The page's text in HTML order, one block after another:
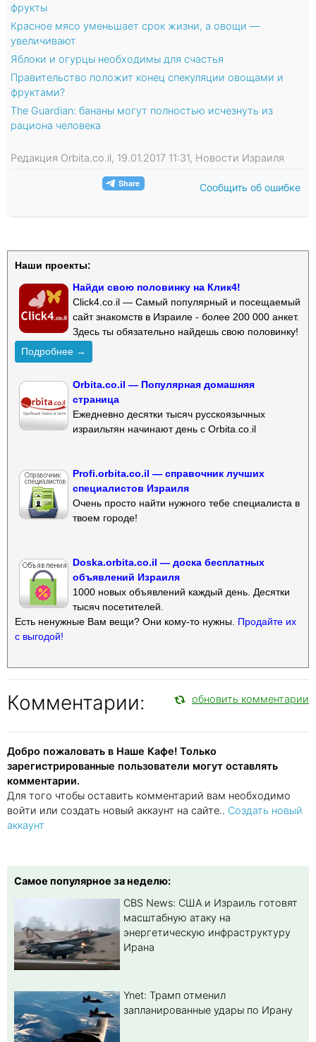
фрукты
Красное мясо уменьшает срок жизни, а овощи —
увеличивают
Яблоки и огурцы необходимы для счастья
Правительство положит конец спекуляции овощами и
фруктами?
The Guardian: бананы могут полностью исчезнуть из
рациона человека
Редакция Orbita.co.il, 19.01.2017 11:31, Новости Израиля
Сообщить об ошибке
Наши проекты:
Найди свою половинку на Клик4!
Click4.co.il — Самый популярный и посещаемый
сайт знакомств в Израиле - более 200 000 анкет.
Здесь ты обязательно найдешь свою половинку!
Подробнее →
Orbita.co.il — Популярная домашняя
страница
Ежедневно десятки тысяч русскоязычных
израильтян начинают день с Orbita.co.il
Profi.orbita.co.il — справочник лучших
специалистов Израиля
Очень просто найти нужного тебе специалиста в
твоем городе!
Doska.orbita.co.il — доска бесплатных
объявлений Израиля
1000 новых объявлений каждый день. Десятки
тысяч посетителей.
Есть ненужные Вам вещи? Они кому-то нужны. Продайте их
с выгодой!
Комментарии: обновить комментарии
Добро пожаловать в Наше Кафе! Только
зарегистрированные пользователи могут оставлять
комментарии.
Для того чтобы оставить комментарий вам необходимо
войти или создать новый аккаунт на сайте.. Создать новый
аккаунт
Самое популярное за неделю:
CBS News: США и Израиль готовят
масштабную атаку на
энергетическую инфраструктуру
Ирана
Ynet: Трамп отменил
запланированные удары по Ирану